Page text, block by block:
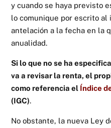
y cuando se haya previsto
lo comunique por escrito al
antelación a la fecha en la
anualidad.
Si lo que no se ha
va a revisar la renta, el
como referencia el Índice
(IGC).
No obstante, la nueva Ley